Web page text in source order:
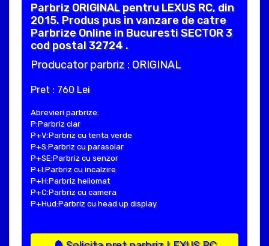
Parbriz ORIGINAL pentru LEXUS RC, din
2015. Produs pus in vanzare de catre
Parbrize Online in Bucuresti SECTOR 3
cod postal 32724 .
Producator parbriz : ORIGINAL
Pret : 760 Lei
Abrevieri parbrize:
P:Parbriz clar
P+V:Parbriz cu tenta verde
P+S:Parbriz cu parasolar
P+SE:Parbriz cu senzor
P+I:Parbriz cu incalzire
P+H:Parbriz heliomat
P+C:Parbriz cu camera
P+Hud:Parbriz cu head up display